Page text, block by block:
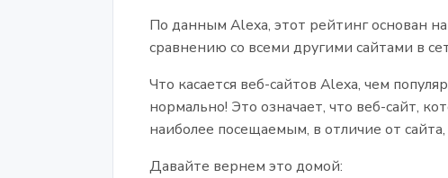
По данным Alexa, этот рейтинг основан
сравнению со всеми другими сайтами в
Что касается веб-сайтов Alexa, чем
нормально! Это означает, что веб-сайт,
наиболее посещаемым, в отличие от
Давайте вернем это домой: